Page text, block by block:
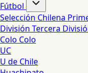
Fútbol
Selección Chilena
División Tercera
Colo Colo
UC
U de Chile